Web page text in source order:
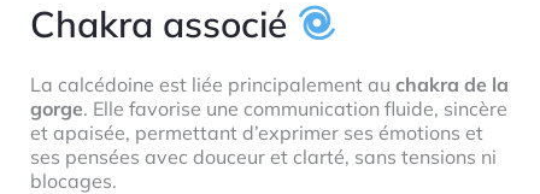
Chakra associé
La calcédoine est liée principalement au chakra de la
gorge. Elle favorise une communication fluide, sincère
et apaisée, permettant d’exprimer ses émotions et
ses pensées avec douceur et clarté, sans tensions ni
blocages.